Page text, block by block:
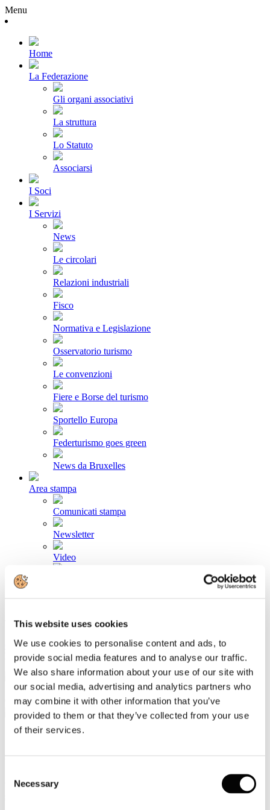
This website uses cookies
We use cookies to personalise content and ads, to
provide social media features and to analyse our traffic.
We also share information about your use of our site with
our social media, advertising and analytics partners who
may combine it with other information that you’ve
provided to them or that they’ve collected from your use
of their services.
Selection
Necessary
Menu
Home
La Federazione
Gli organi associativi
La struttura
Lo Statuto
Associarsi
I Soci
I Servizi
News
Le circolari
Relazioni industriali
Fisco
Normativa e Legislazione
Osservatorio turismo
Le convenzioni
Fiere e Borse del turismo
Sportello Europa
Federturismo goes green
News da Bruxelles
Area stampa
Comunicati stampa
Newsletter
Video
Tel. +39 320 57 80 986
Come aderire
Login
Cerca...
alimentare e territorio, motori di